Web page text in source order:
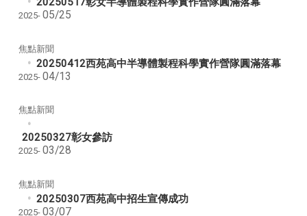
2025- 05/25
焦點新聞
20250412西苑高中半導體製程科學實作營隊圓滿落幕
2025- 04/13
焦點新聞
20250327彰女參訪
2025- 03/28
焦點新聞
20250307西苑高中招生宣傳成功
2025- 03/07